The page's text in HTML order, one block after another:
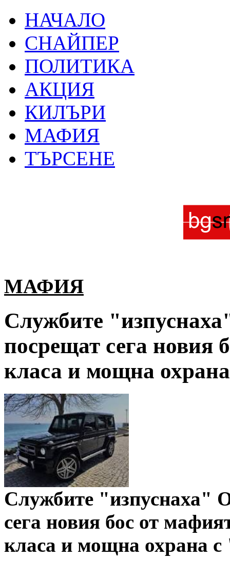
НАЧАЛО
СНАЙПЕР
ПОЛИТИКА
АКЦИЯ
КИЛЪРИ
МАФИЯ
ТЪРСЕНЕ
МАФИЯ
Службите
посрещат сега новия
класа и мощна
Службите "изпуснаха"
сега новия бос от
класа и мощна охрана